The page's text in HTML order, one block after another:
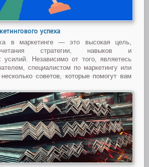
успеха
в маркетинге — это высокая цель,
стратегии, навыков и
усилий. Независимо от того, являетесь
специалистом по маркетингу или
советов, которые помогут вам
»